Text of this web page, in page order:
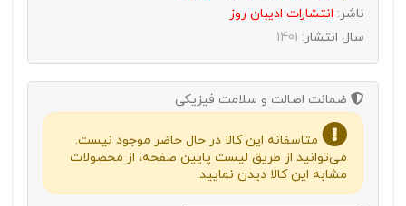
ناشر: انتشارات اديبان روز
سال انتشار: 1401
ضمانت اصالت و سلامت فیزیکی
متاسفانه این کالا در حال حاضر موجود نیست.
می‌توانید از طریق لیست پایین صفحه، از محصولات
مشابه این کالا دیدن نمایید.